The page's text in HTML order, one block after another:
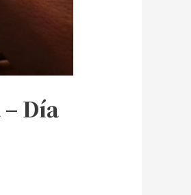
Día